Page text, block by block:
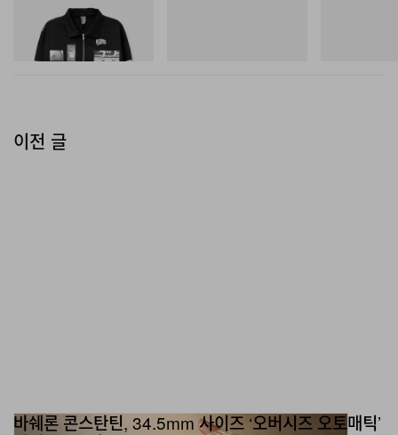
톤의 가동 부품 사이에 아름다운 대비를 연출한다. 레드 스
티칭을 더한 텍스처드 블랙 카프스킨 스트랩과 플래티넘
의 가능하다.
Billionaire Boys Club X Initial
D Cotton Jacket
쇼핑하기
이전 글
바쉐론 콘스탄틴, 34.5mm 사이즈 ‘오버시즈 오토매틱’